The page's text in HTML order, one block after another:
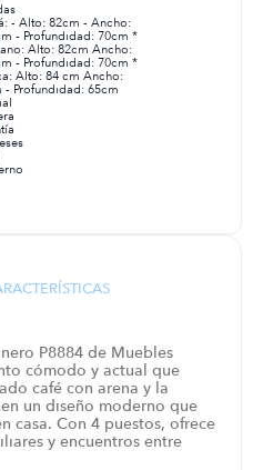
- Alto: 82cm - Ancho:
- Profundidad: 70cm *
Alto: 82cm Ancho:
- Profundidad: 70cm *
Alto: 84 cm Ancho:
- Profundidad: 65cm
P8884 de Muebles
cómodo y actual que
café con arena y la
un diseño moderno que
casa. Con 4 puestos, ofrece
y encuentros entre